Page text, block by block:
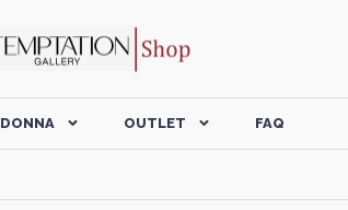
DONNA OUTLET FAQ